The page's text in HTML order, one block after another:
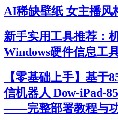
AI稀缺壁纸 女主播风
新手实用工具推荐：
Windows硬件信息工
【零基础上手】基于
信机器人 Dow-iPad-
——完整部署教程与